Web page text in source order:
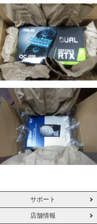
サポート
店舗情報